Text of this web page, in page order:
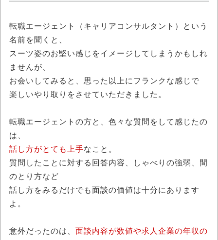
転職エージェント（キャリアコンサルタント）という
名前を聞くと、
スーツ姿のお堅い感じをイメージしてしまうかもしれ
ませんが、
お会いしてみると、思った以上にフランクな感じで
楽しいやり取りをさせていただきました。
転職エージェントの方と、色々な質問をして感じたの
は、
話し方がとても上手なこと。
質問したことに対する回答内容、しゃべりの強弱、間
のとり方など
話し方をみるだけでも面談の価値は十分にあります
よ。
意外だったのは、 面談内容が数値や求人企業の年収の